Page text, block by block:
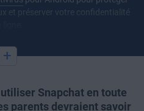
et préserver votre confidentialité
+
Snapchat en toute
parents devraient savoir